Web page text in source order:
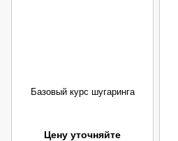
Базовый курс шугаринга
Цену уточняйте